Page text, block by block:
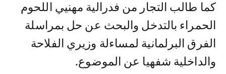
كما طالب التجار من فدرالية مهنيي اللحوم
الحمراء بالتدخل والبحث عن حل بمراسلة
الفرق البرلمانية لمساءلة وزيري الفلاحة
والداخلية شفهيا عن الموضوع.